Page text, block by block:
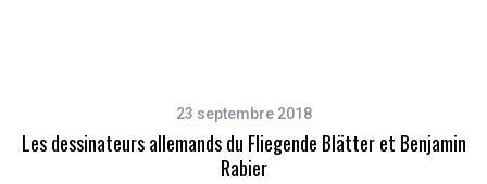
23 septembre 2018
Les dessinateurs allemands du Fliegende Blätter et Benjamin
Rabier